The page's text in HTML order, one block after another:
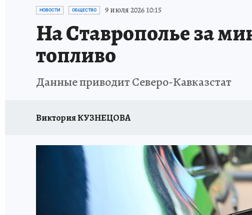
ЗАПОВЕДНАЯ РОССИЯ
НОВОСТИ ОБЩЕСТВО 9 июля 2026 10:15
На Ставрополье за
топливо
Данные приводит Северо-Кавказстат
Виктория КУЗНЕЦОВА